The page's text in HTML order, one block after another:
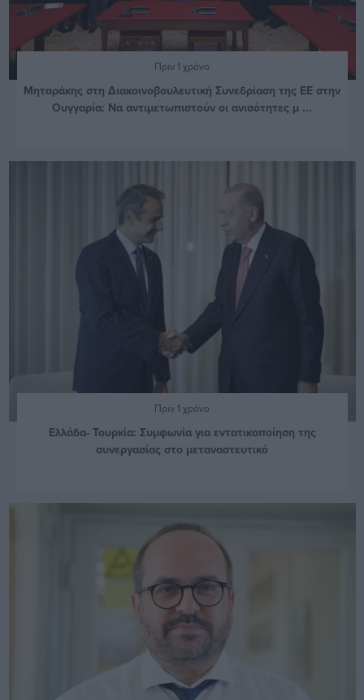
Πριν 1 χρόνο
Μηταράκης στη Διακοινοβουλευτική Συνεδρίαση της ΕΕ στην
Ουγγαρία: Να αντιμετωπιστούν οι ανισότητες μ ...
Πριν 1 χρόνο
Ελλάδα- Τουρκία: Συμφωνία για εντατικοποίηση της
συνεργασίας στο μεταναστευτικό